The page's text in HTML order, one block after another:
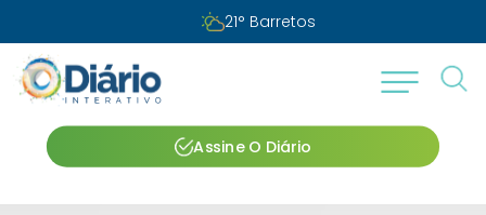
21° Barretos
Assine O Diário